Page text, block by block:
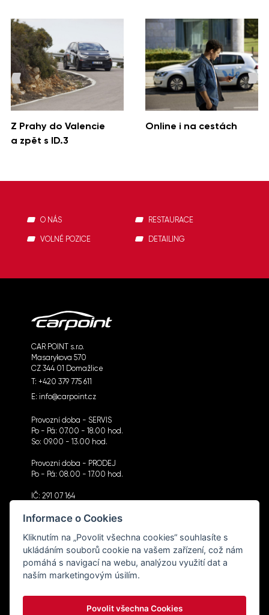
Z Prahy do Valencie
a zpět s ID.3
Online i na cestách
O NÁS RESTAURACE
VOLNÉ POZICE DETAILING
CAR POINT s.r.o.
Masarykova 570
CZ 344 01 Domažlice
T: +420 379 775 611
E: info@carpoint.cz
Provozní doba - SERVIS
Po - Pá: 07.00 - 18.00 hod.
So: 09.00 - 13.00 hod.
Provozní doba - PRODEJ
Po - Pá: 08.00 - 17.00 hod.
IČ: 291 07 164
CHCI DOSTÁVAT NOVINKY
Informace o Cookies
Kliknutím na „Povolit všechna cookies“ souhlasíte s
ukládáním souborů cookie na vašem zařízení, což nám
pomáhá s navigací na webu, analýzou využití dat a
naším marketingovým úsilím.
Povolit všechna Cookies